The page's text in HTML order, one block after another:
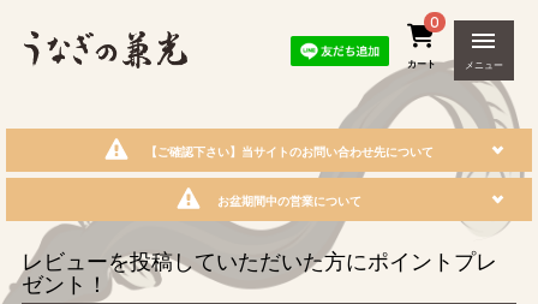
0
カート メニュー
【ご確認下さい】当サイトのお問い合わせ先について
お盆期間中の営業について
レビューを投稿していただいた方にポイントプレ
ゼント！